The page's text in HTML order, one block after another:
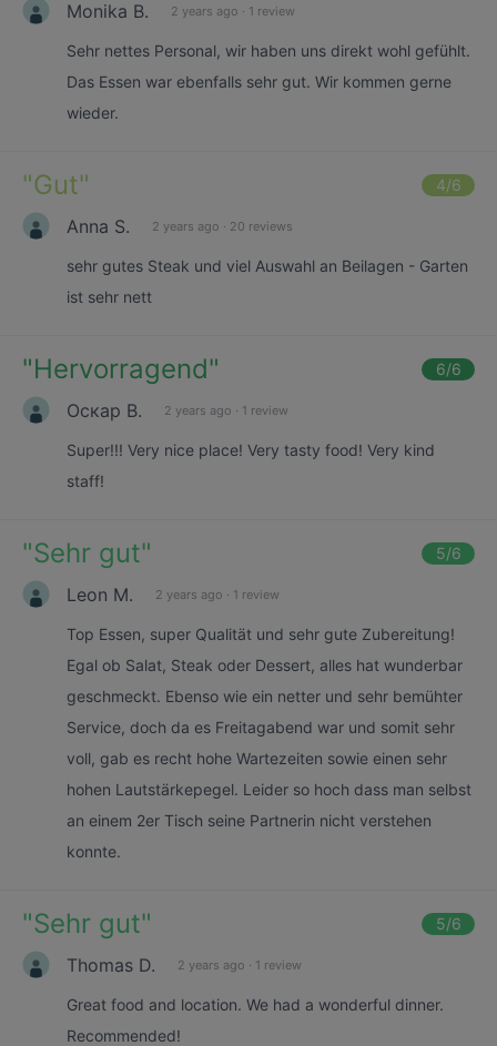
Monika B. 2 years ago · 1 review
Sehr nettes Personal, wir haben uns direkt wohl gefühlt.
Das Essen war ebenfalls sehr gut. Wir kommen gerne
wieder.
"Gut" 4/6
Anna S. 2 years ago · 20 reviews
sehr gutes Steak und viel Auswahl an Beilagen - Garten
ist sehr nett
"Hervorragend" 6/6
Оскар В. 2 years ago · 1 review
Super!!! Very nice place! Very tasty food! Very kind
staff!
"Sehr gut" 5/6
Leon M. 2 years ago · 1 review
Top Essen, super Qualität und sehr gute Zubereitung!
Egal ob Salat, Steak oder Dessert, alles hat wunderbar
geschmeckt. Ebenso wie ein netter und sehr bemühter
Service, doch da es Freitagabend war und somit sehr
voll, gab es recht hohe Wartezeiten sowie einen sehr
hohen Lautstärkepegel. Leider so hoch dass man selbst
an einem 2er Tisch seine Partnerin nicht verstehen
konnte.
"Sehr gut" 5/6
Thomas D. 2 years ago · 1 review
Great food and location. We had a wonderful dinner.
Recommended!